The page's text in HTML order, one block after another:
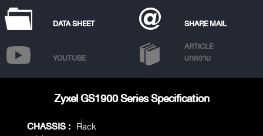
DATA SHEET SHARE MAIL
YOUTUBE
ARTICLE
บทความ
Zyxel GS1900 Series Specification
CHASSIS : Rack